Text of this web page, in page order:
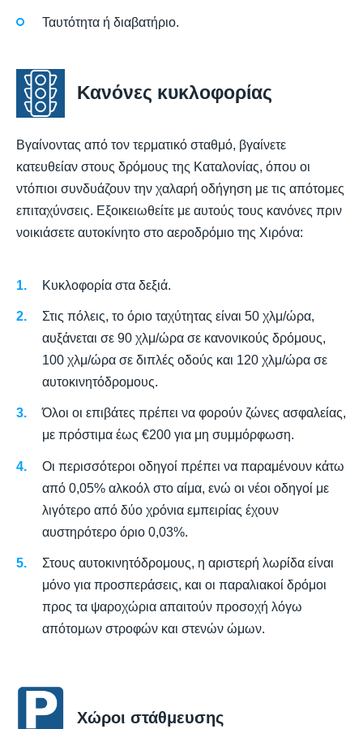
Ταυτότητα ή διαβατήριο.
Κανόνες κυκλοφορίας
Βγαίνοντας από τον τερματικό σταθμό, βγαίνετε
κατευθείαν στους δρόμους της Καταλονίας, όπου οι
ντόπιοι συνδυάζουν την χαλαρή οδήγηση με τις απότομες
επιταχύνσεις. Εξοικειωθείτε με αυτούς τους κανόνες πριν
νοικιάσετε αυτοκίνητο στο αεροδρόμιο της Χιρόνα:
Κυκλοφορία στα δεξιά.
Στις πόλεις, το όριο ταχύτητας είναι 50 χλμ/ώρα,
αυξάνεται σε 90 χλμ/ώρα σε κανονικούς δρόμους,
100 χλμ/ώρα σε διπλές οδούς και 120 χλμ/ώρα σε
αυτοκινητόδρομους.
Όλοι οι επιβάτες πρέπει να φορούν ζώνες ασφαλείας,
με πρόστιμα έως €200 για μη συμμόρφωση.
Οι περισσότεροι οδηγοί πρέπει να παραμένουν κάτω
από 0,05% αλκοόλ στο αίμα, ενώ οι νέοι οδηγοί με
λιγότερο από δύο χρόνια εμπειρίας έχουν
αυστηρότερο όριο 0,03%.
Στους αυτοκινητόδρομους, η αριστερή λωρίδα είναι
μόνο για προσπεράσεις, και οι παραλιακοί δρόμοι
προς τα ψαροχώρια απαιτούν προσοχή λόγω
απότομων στροφών και στενών ώμων.
Χώροι στάθμευσης